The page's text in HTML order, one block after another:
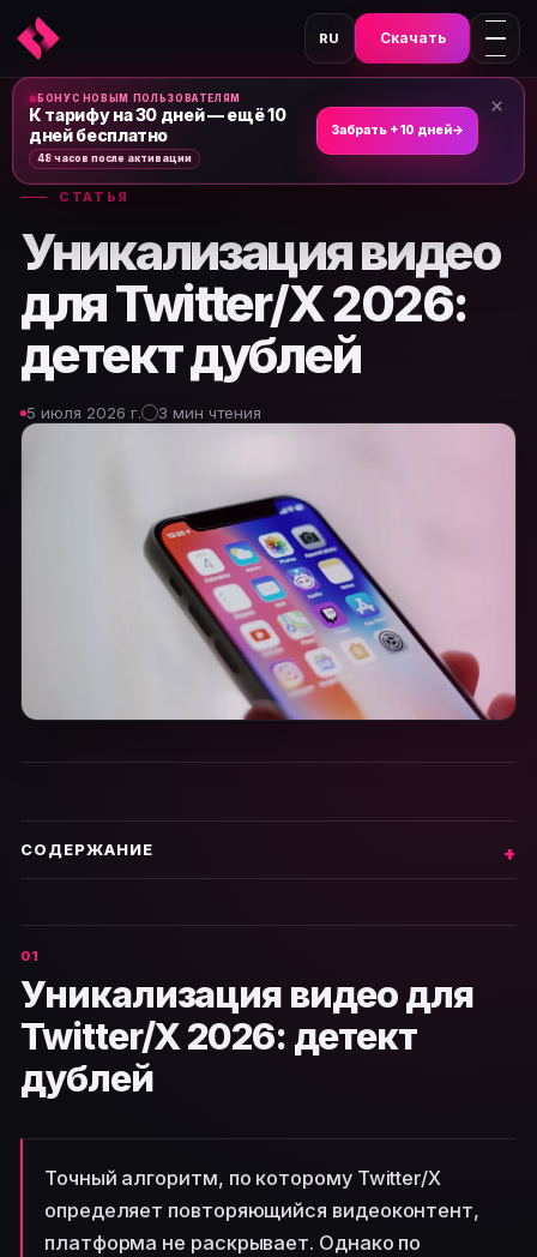
RU Скачать
Главная›Новости и статьи›
СТАТЬЯ
Уникализация видео
для Twitter/X 2026:
детект дублей
5 июля 2026 г. 3 мин чтения
СОДЕРЖАНИЕ
Уникализация видео для
Twitter/X 2026: детект
дублей
Точный алгоритм, по которому Twitter/X
определяет повторяющийся видеоконтент,
платформа не раскрывает. Однако по
БОНУС НОВЫМ ПОЛЬЗОВАТЕЛЯМ
К тарифу на 30 дней — ещё 10
дней бесплатно
48 часов после активации
Забрать +10 дней→
×